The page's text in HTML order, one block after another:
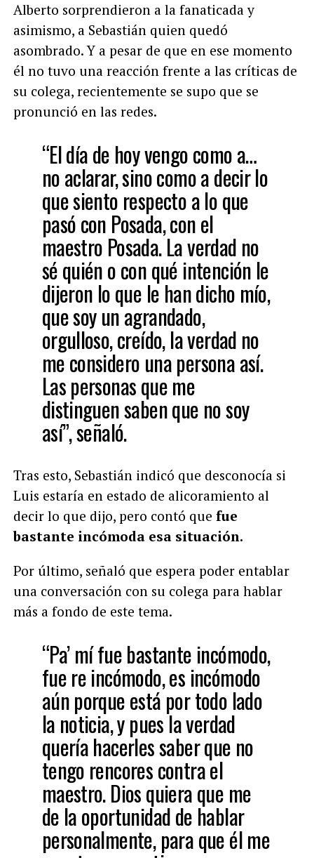
Alberto sorprendieron a la fanaticada y
asimismo, a Sebastián quien quedó
asombrado. Y a pesar de que en ese momento
él no tuvo una reacción frente a las críticas de
su colega, recientemente se supo que se
pronunció en las redes.
“El día de hoy vengo como a…
no aclarar, sino como a decir lo
que siento respecto a lo que
pasó con Posada, con el
maestro Posada. La verdad no
sé quién o con qué intención le
dijeron lo que le han dicho mío,
que soy un agrandado,
orgulloso, creído, la verdad no
me considero una persona así.
Las personas que me
distinguen saben que no soy
así”, señaló.
Tras esto, Sebastián indicó que desconocía si
Luis estaría en estado de alicoramiento al
decir lo que dijo, pero contó que fue
bastante incómoda esa situación.
Por último, señaló que espera poder entablar
una conversación con su colega para hablar
más a fondo de este tema.
“Pa’ mí fue bastante incómodo,
fue re incómodo, es incómodo
aún porque está por todo lado
la noticia, y pues la verdad
quería hacerles saber que no
tengo rencores contra el
maestro. Dios quiera que me
de la oportunidad de hablar
personalmente, para que él me